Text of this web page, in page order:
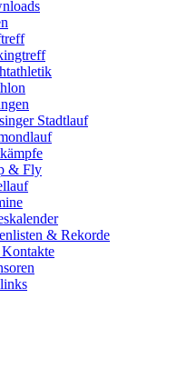
Stadtlauf
& Fly
& Rekorde